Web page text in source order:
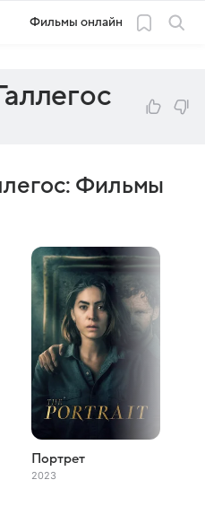
Фильмы онлайн
Фильмы
Портрет
2023